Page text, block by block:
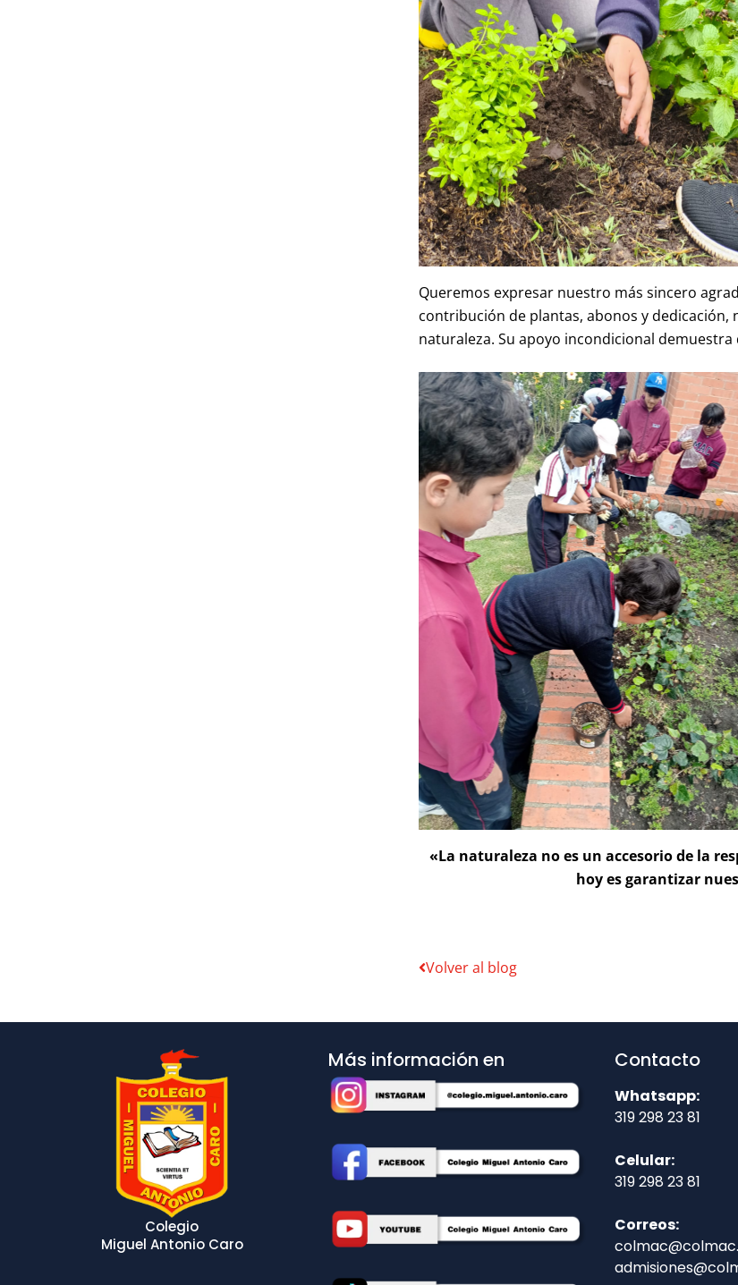
Queremos expresar nuestro más sincero
contribución de plantas, abonos y
naturaleza. Su apoyo incondicional
«La naturaleza no es un accesorio de la
hoy es garantizar
Volver al blog
Colegio
Miguel Antonio Caro
Más información en Contacto
Whatsapp:
319 298 23 81
Celular:
319 298 23 81
Correos: